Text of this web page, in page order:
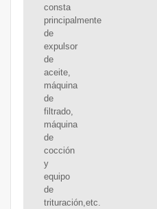
consta
principalmente
de
expulsor
de
aceite,
máquina
de
filtrado,
máquina
de
cocción
y
equipo
de
trituración,etc.